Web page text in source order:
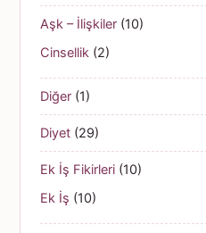
Aşk – İlişkiler (10)
Cinsellik (2)
Diğer (1)
Diyet (29)
Ek İş Fikirleri (10)
Ek İş (10)